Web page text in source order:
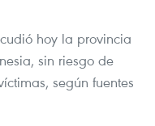
hoy la provincia
sin riesgo de
según fuentes